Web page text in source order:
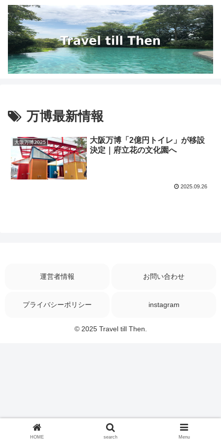
万博最新情報
大阪万博2025
大阪万博「2億円トイレ」が移設
決定｜府立花の文化園へ
2025.09.26
運営者情報 お問い合わせ
プライバシーポリシー instagram
© 2025 Travel till Then.
HOME search Menu